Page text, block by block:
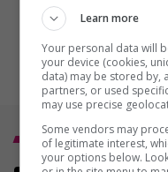
Top 5
Learn more
Your personal data will
your device (cookies,
data) may be stored by,
partners, or used
may use precise
Some vendors may
of legitimate interest,
your options below.